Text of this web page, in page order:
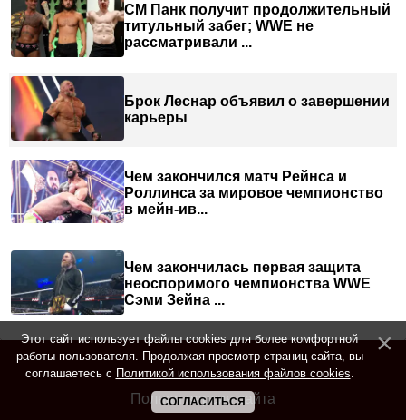
СМ Панк получит продолжительный
титульный забег; WWE не
рассматривали ...
Брок Леснар объявил о завершении
карьеры
Чем закончился матч Рейнса и
Роллинса за мировое чемпионство
в мейн-ив...
Чем закончилась первая защита
неоспоримого чемпионства WWE
Сэми Зейна ...
Полная версия сайта
Этот сайт использует файлы cookies для более комфортной
работы пользователя. Продолжая просмотр страниц сайта, вы
соглашаетесь с Политикой использования файлов cookies.
СОГЛАСИТЬСЯ